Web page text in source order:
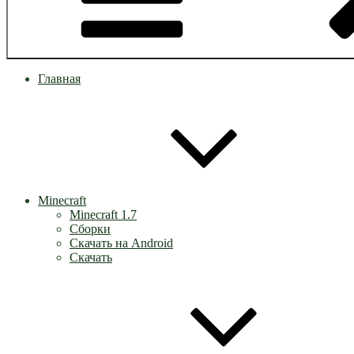
Главная
Minecraft
Minecraft 1.7
Сборки
Скачать на Android
Скачать